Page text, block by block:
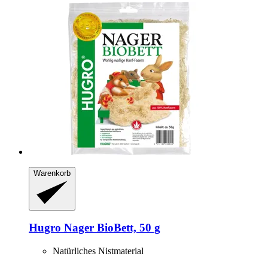
Warenkorb
Hugro Nager BioBett, 50 g
Natürliches Nistmaterial